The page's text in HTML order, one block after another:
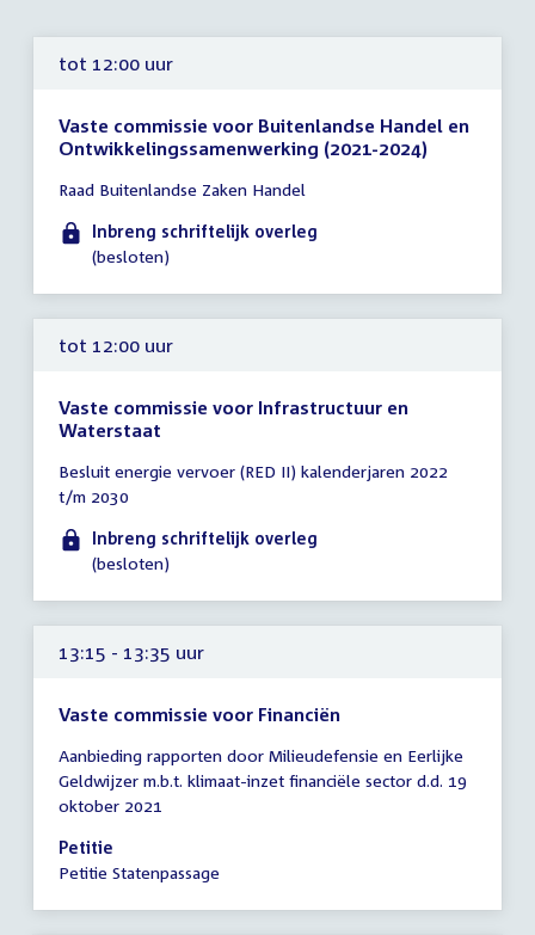
tot 12:00 uur
Vaste commissie voor Buitenlandse Handel en
Ontwikkelingssamenwerking (2021-2024)
vergadering
tot
12:00
Raad Buitenlandse Zaken Handel
Inbreng schriftelijk overleg
(besloten)
tot 12:00 uur
Vaste commissie voor Infrastructuur en
Waterstaat
vergadering
tot
12:00
uur
Besluit energie vervoer (RED II) kalenderjaren 2022
t/m 2030
Inbreng schriftelijk overleg
(besloten)
13:15 - 13:35 uur
Vaste commissie voor Financiën
vergadering
13:15
-
13:35
uur
Aanbieding rapporten door Milieudefensie en Eerlijke
Geldwijzer m.b.t. klimaat-inzet financiële sector d.d. 19
oktober 2021
Petitie
Petitie Statenpassage